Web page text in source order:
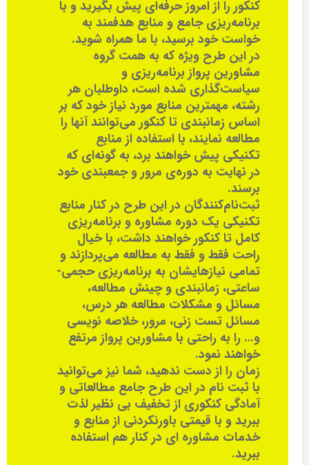
کنکور را از امروز حرفه‌ای پیش بگیرید و با
برنامه‌ریزی جامع و منابع هدفمند به
خواست خود برسید، با ما همراه شوید.
در این طرح ویژه که به همت گروه
مشاورین پرواز برنامه‌ریزی و
سیاست‌گذاری شده است، داوطلبان هر
رشته، مهمترین منابع مورد نیاز خود که بر
اساس زمانبندی تا کنکور می‌توانند آنها را
مطالعه نمایند، با استفاده از منابع
تکنیکی پیش خواهند برد، به گونه‌ای که
در نهایت به دوره‌ی مرور و جمعبندی خود
برسند.
ثبت‌نام‌کنندگان در این طرح در کنار منابع
تکنیکی یک دوره مشاوره و برنامه‌ریزی
کامل تا کنکور خواهند داشت، با خیال
راحت فقط و فقط به مطالعه می‌پردازند و
تمامی نیازهایشان به برنامه‌ریزی حجمی-
ساعتی، زمانبندی و چینش مطالعه،
مسائل و مشکلات مطالعه هر درس،
مسائل تست زنی، مرور، خلاصه نویسی
و… را به راحتی با مشاورین پرواز مرتفع
خواهند نمود.
زمان را از دست ندهید، شما نیز می‌توانید
با ثبت نام در این طرح جامع مطالعاتی و
آمادگی کنکوری از تخفیف بی نظیر لذت
ببرید و با قیمتی باورنکردنی از منابع و
خدمات مشاوره ای در کنار هم استفاده
ببرید.